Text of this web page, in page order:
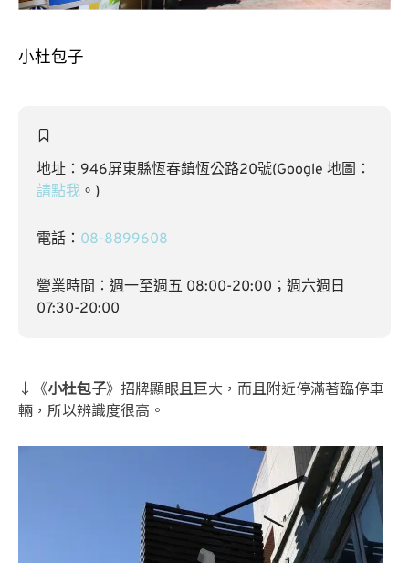
小杜包子
地址：946屏東縣恆春鎮恆公路20號(Google 地圖：
請點我 。)
電話： 08-8899608
營業時間：週一至週五 08:00-20:00；週六週日
07:30-20:00
↓《小杜包子》招牌顯眼且巨大，而且附近停滿著臨停車
輛，所以辨識度很高。